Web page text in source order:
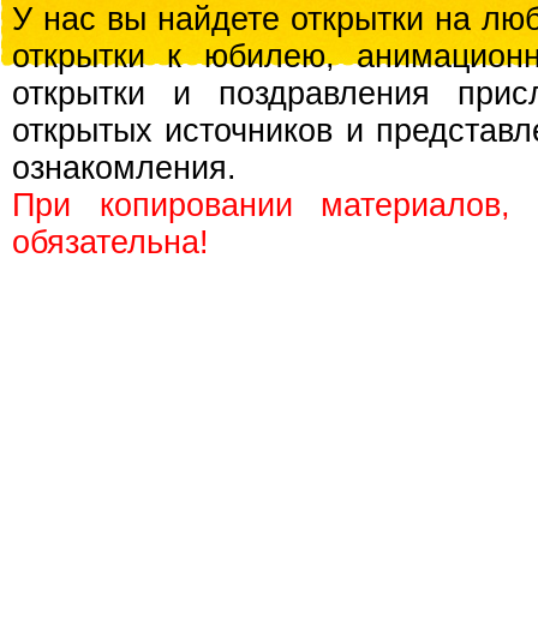
У нас вы найдете открытки на
открытки к юбилею,
открытки и поздравления
открытых источников и
ознакомления.
При копировании
обязательна!